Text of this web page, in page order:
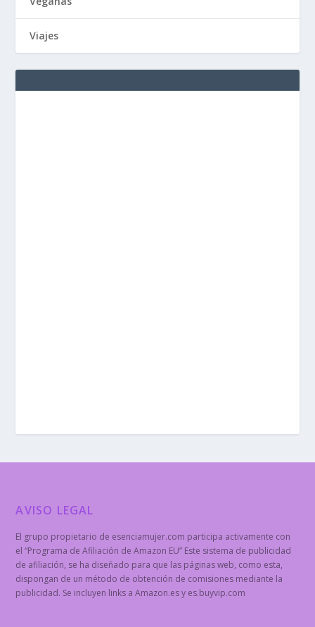
Viajes
AVISO LEGAL
El grupo propietario de esenciamujer.com participa activamente con
el “Programa de Afiliación de Amazon EU” Este sistema de publicidad
de afiliación, se ha diseñado para que las páginas web, como esta,
dispongan de un método de obtención de comisiones mediante la
publicidad. Se incluyen links a Amazon.es y es.buyvip.com